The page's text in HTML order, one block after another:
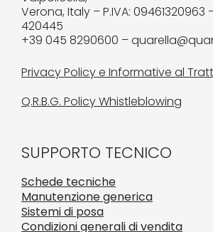
Verona, Italy – P.IVA: 09461320963 –
420445
+39 045 8290600 –
Privacy Policy e Informative al
Q.R.B.G. Policy Whistleblowing
SUPPORTO TECNICO
Schede tecniche
Manutenzione generica
Sistemi di posa
Condizioni generali di vendita